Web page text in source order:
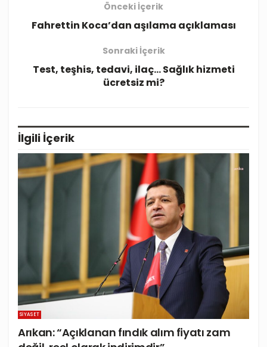
Önceki İçerik
Fahrettin Koca’dan aşılama açıklaması
Sonraki İçerik
Test, teşhis, tedavi, ilaç… Sağlık hizmeti
ücretsiz mi?
İlgili İçerik
SIYASET
Arıkan: “Açıklanan fındık alım fiyatı zam